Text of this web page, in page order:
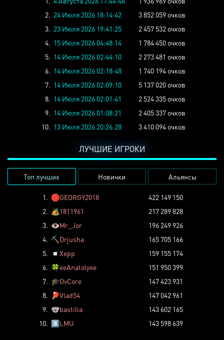
2. 24 Июля 2026 18:14:42
3 852 059 очков
3. 23 Июля 2026 19:41:25
2 457 532 очков
4. 15 Июля 2026 04:48:14
1 784 450 очков
5. 14 Июля 2026 02:44:10
2 273 481 очков
6. 14 Июля 2026 02:18:48
1 740 194 очков
7. 14 Июля 2026 02:09:10
5 137 020 очков
8. 14 Июля 2026 02:01:41
2 524 335 очков
9. 14 Июля 2026 01:08:21
2 405 337 очков
10. 13 Июля 2026 20:26:28 3 410 094 очков
ЛУЧШИЕ ИГРОКИ
Топ лучших Новички Альянсы
1. 🛑GEORGY2018
422 149 150
2. 🏕️1811961
217 289 828
3. 👁️Mr_Jor
196 249 926
4. ⛏️ Drjusha
165 705 166
5.
◽ Xepp
159 155 174
6. 🍀eeAnatolyee
151 950 399
7. 🎓OvCore
147 423 931
8.
🏓Vlad54
147 042 961
9. 🐨bastilia
143 602 165
10. 8️⃣LMU 143 598 639